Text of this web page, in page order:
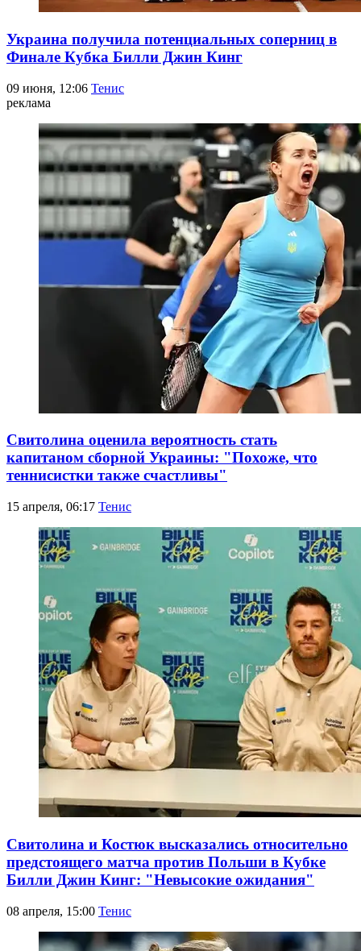
Украина получила потенциальных соперниц в
Финале Кубка Билли Джин Кинг
09 июня, 12:06 Тенис
реклама
Свитолина оценила вероятность стать
капитаном сборной Украины: "Похоже, что
теннисистки также счастливы"
15 апреля, 06:17 Тенис
Свитолина и Костюк высказались относительно
предстоящего матча против Польши в Кубке
Билли Джин Кинг: "Невысокие ожидания"
08 апреля, 15:00 Тенис